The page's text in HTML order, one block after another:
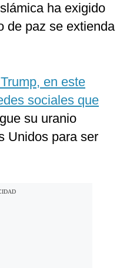
ha exigido
de paz se extienda
en este
sociales que
su uranio
Unidos para ser